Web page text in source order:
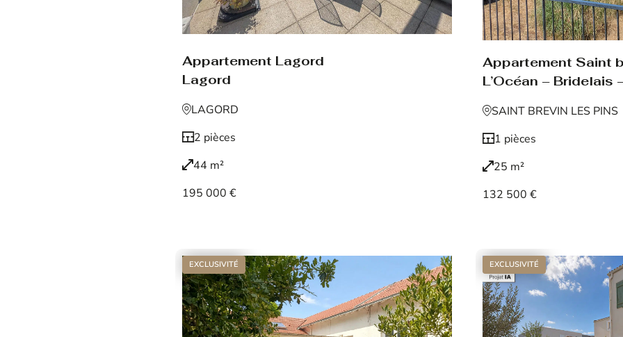
Appartement Lagord
Lagord
LAGORD
2 pièces
44 m²
195 000 €
Appartement Saint
L’Océan – Bridelais
SAINT BREVIN LES PINS
1 pièces
25 m²
132 500 €
EXCLUSIVITÉ EXCLUSIVITÉ